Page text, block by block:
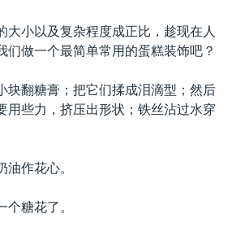
大小以及复杂程度成正比，趁现在人
们做一个最简单常用的蛋糕装饰吧？
块翻糖膏；把它们揉成泪滴型；然后
用些力，挤压出形状；铁丝沾过水穿
油作花心。
个糖花了。